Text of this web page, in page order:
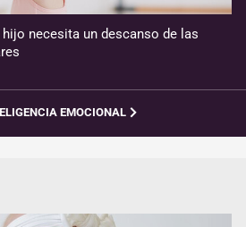
necesita un descanso de las
EMOCIONAL